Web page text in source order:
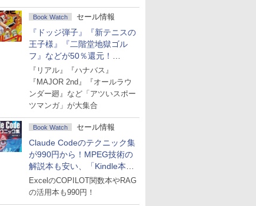
Book Watch セール情報
『ドッジ弾子』『新テニスの
王子様』『二階堂地獄ゴル
フ』などが50％還元！
Amazonマンガ週末セール
『リアル』『ハナバス』
『MAJOR 2nd』『オールラウ
ンダー廻』など「アツいスポー
ツマンガ」が大集合
Book Watch セール情報
Claude Codeのテクニック集
が990円から！MPEG技術の
解説本も安い、「Kindle本サ
マーセール」第2弾開始！
ExcelのCOPILOT関数本やRAG
の活用本も990円！